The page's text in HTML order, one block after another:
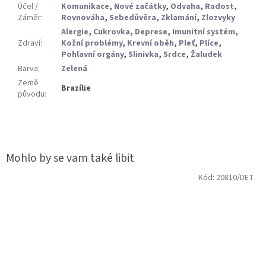
Účel /
Záměr:
Komunikace, Nové začátky, Odvaha, Radost,
Rovnováha, Sebedůvěra, Zklamání, Zlozvyky
Zdraví:
Alergie, Cukrovka, Deprese, Imunitní systém,
Kožní problémy, Krevní oběh, Pleť, Plíce,
Pohlavní orgány, Slinivka, Srdce, Žaludek
Barva:
Zelená
Země
původu: Brazílie
Kód: 20810/DET